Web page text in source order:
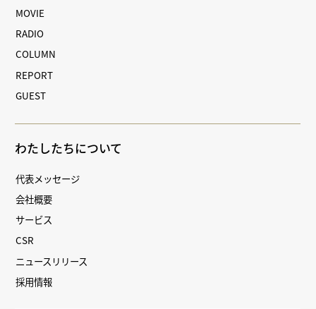
MOVIE
RADIO
COLUMN
REPORT
GUEST
わたしたちについて
代表メッセージ
会社概要
サービス
CSR
ニュースリリース
採用情報